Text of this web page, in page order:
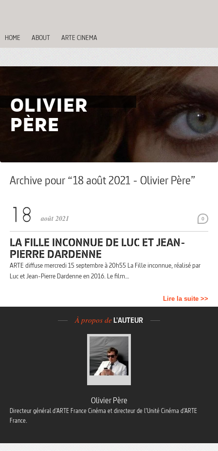
HOME ABOUT ARTE CINEMA
OLIVIER
PÈRE
Archive pour “18 août 2021 - Olivier Père”
0
août 2021
LA FILLE INCONNUE DE LUC ET JEAN-
PIERRE DARDENNE
ARTE diffuse mercredi 15 septembre à 20h55 La Fille inconnue, réalisé par
Luc et Jean-Pierre Dardenne en 2016. Le film…
Lire la suite >>
À propos de L'AUTEUR
Olivier Père
Directeur général d’ARTE France Cinéma et directeur de l’Unité Cinéma d’ARTE
France.